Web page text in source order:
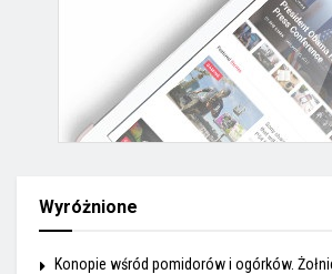
Wyróżnione
Konopie wśród pomidorów i ogórków.